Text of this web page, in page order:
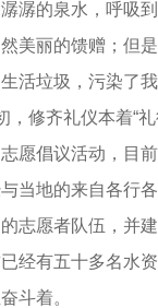
潺的泉水，呼吸
美丽的馈赠；但
活垃圾，污染了
，修齐礼仪本着“
愿倡议活动，目
当地的来自各行
志愿者队伍，并
经有五十多名水
斗着。